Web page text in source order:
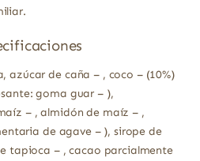
azúcar de caña – , coco – (10%)
goma guar – ),
– , almidón de maíz – ,
de agave – ), sirope de
tapioca – , cacao parcialmente